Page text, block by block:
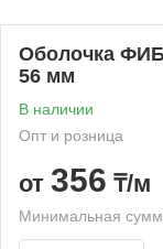
Оболочка
56 мм
В наличии
Опт и розница
от 356 ₸/м
Минимальная